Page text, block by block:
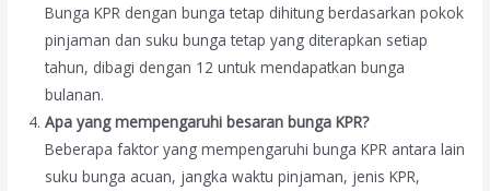
Bunga KPR dengan bunga tetap dihitung berdasarkan pokok
pinjaman dan suku bunga tetap yang diterapkan setiap
tahun, dibagi dengan 12 untuk mendapatkan bunga
bulanan.
Apa yang mempengaruhi besaran bunga KPR?
Beberapa faktor yang mempengaruhi bunga KPR antara lain
suku bunga acuan, jangka waktu pinjaman, jenis KPR,